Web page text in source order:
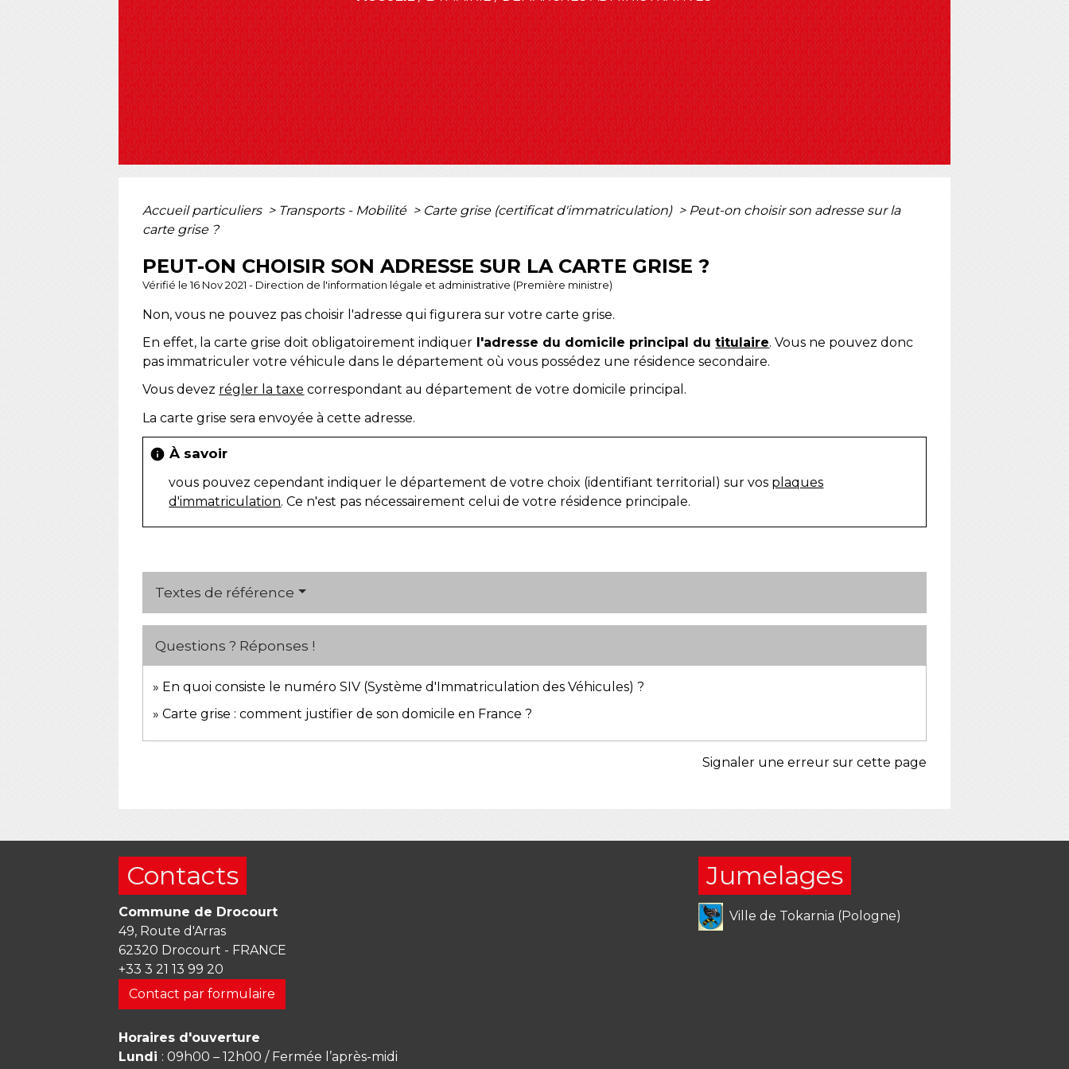
Accueil particuliers > Transports - Mobilité > Carte grise (certificat d'immatriculation) > Peut-on choisir son adresse sur la
carte grise ?
PEUT-ON CHOISIR SON ADRESSE SUR LA CARTE GRISE ?
Vérifié le 16 Nov 2021 - Direction de l'information légale et administrative (Première ministre)
Non, vous ne pouvez pas choisir l'adresse qui figurera sur votre carte grise.
En effet, la carte grise doit obligatoirement indiquer l'adresse du domicile principal dutitulaire. Vous ne pouvez donc
pas immatriculer votre véhicule dans le département où vous possédez une résidence secondaire.
Vous devez régler la taxe correspondant au département de votre domicile principal.
La carte grise sera envoyée à cette adresse.
info À savoir
vous pouvez cependant indiquer le département de votre choix (identifiant territorial) sur vos plaques
d'immatriculation. Ce n'est pas nécessairement celui de votre résidence principale.
Textes de référence
Questions ? Réponses !
En quoi consiste le numéro SIV (Système d'Immatriculation des Véhicules) ?
Carte grise : comment justifier de son domicile en France ?
Signaler une erreur sur cette page
Contacts
Commune de Drocourt
49, Route d'Arras
62320 Drocourt - FRANCE
+33 3 21 13 99 20
Contact par formulaire
Horaires d'ouverture
Lundi : 09h00 – 12h00 / Fermée l’après-midi
Jumelages
Ville de Tokarnia (Pologne)